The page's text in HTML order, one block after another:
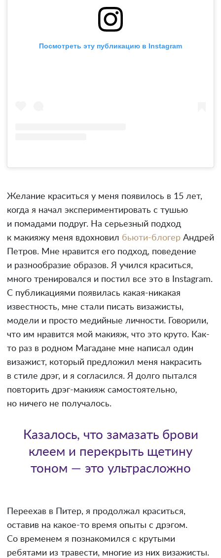
Посмотреть эту публикацию в Instagram
Желание краситься у меня появилось в 15 лет,
когда я начал экспериментировать с тушью
и помадами подруг. На серьезный подход
к макияжу меня вдохновил бьюти-блогер Андрей
Петров. Мне нравится его подход, поведение
и разнообразие образов. Я учился краситься,
много тренировался и постил все это в Instagram.
С публикациями появилась какая-никакая
известность, мне стали писать визажисты,
модели и просто медийные личности. Говорили,
что им нравится мой макияж, что это круто. Как-
то раз в родном Магадане мне написал один
визажист, который предложил меня накрасить
в стиле дрэг, и я согласился. Я долго пытался
повторить дрэг-макияж самостоятельно,
но ничего не получалось.
Казалось, что замазать брови
клеем и перекрыть щетину
тоном — это ультрасложно
Переехав в Питер, я продолжал краситься,
оставив на какое-то время опыты с дрэгом.
Со временем я познакомился с крутыми
ребятами из травести, многие из них визажисты.